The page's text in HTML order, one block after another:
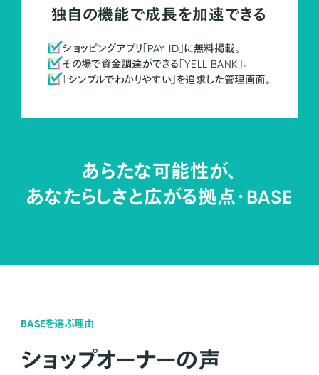
独自の機能で成長を加速できる
ショッピングアプリ「PAY ID」に無料掲載。
その場で資金調達ができる「YELL BANK」。
「シンプルでわかりやすい」を追求した管理画面。
あらたな可能性が、
あなたらしさと広がる拠点・BASE
BASEを選ぶ理由
ショップオーナーの声